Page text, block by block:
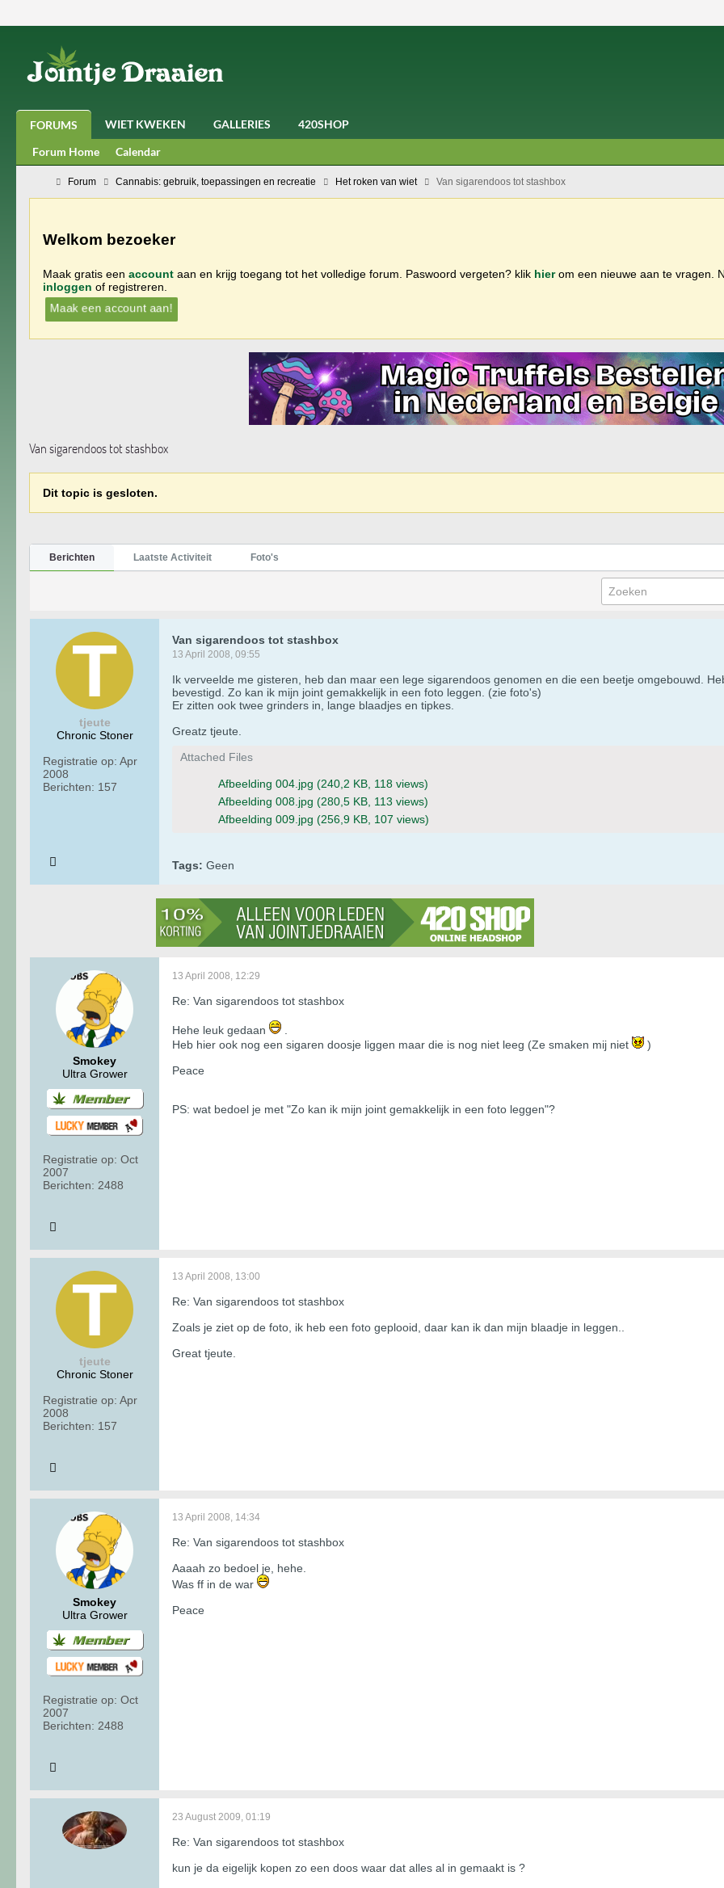
FORUMS WIET KWEKEN GALLERIES
420SHOP
Forum Home
Calendar
Forum Cannabis: gebruik, toepassingen en recreatie Het roken van wiet Van sigarendoos tot stashbox
Welkom bezoeker
Maak gratis een account aan en krijg toegang tot het volledige forum. Paswoord vergeten? klik hierom een nieuwe aan te vragen.
inloggen of registreren.
Maak een account aan!
Van sigarendoos tot stashbox
Dit topic is gesloten.
Berichten Laatste Activiteit Foto's
tjeute
Chronic Stoner
Registratie op: Apr
2008
Berichten: 157
Van sigarendoos tot stashbox
13 April 2008, 09:55
Ik verveelde me gisteren, heb dan maar een lege sigarendoos genomen en die een beetje omgebouwd.
bevestigd. Zo kan ik mijn joint gemakkelijk in een foto leggen. (zie foto's)
Er zitten ook twee grinders in, lange blaadjes en tipkes.
Greatz tjeute.
Attached Files
Afbeelding 004.jpg (240,2 KB, 118 views)
Afbeelding 008.jpg (280,5 KB, 113 views)
Afbeelding 009.jpg (256,9 KB, 107 views)
Tags: Geen
Smokey
Ultra Grower
Registratie op: Oct
2007
Berichten: 2488
13 April 2008, 12:29
Re: Van sigarendoos tot stashbox
Hehe leuk gedaan
Heb hier ook nog een sigaren doosje liggen maar die is nog niet leeg (Ze smaken mij niet
)
Peace
PS: wat bedoel je met "Zo kan ik mijn joint gemakkelijk in een foto leggen"?
tjeute
Chronic Stoner
Registratie op: Apr
2008
Berichten: 157
13 April 2008, 13:00
Re: Van sigarendoos tot stashbox
Zoals je ziet op de foto, ik heb een foto geplooid, daar kan ik dan mijn blaadje in leggen..
Great tjeute.
Smokey
Ultra Grower
Registratie op: Oct
2007
Berichten: 2488
13 April 2008, 14:34
Re: Van sigarendoos tot stashbox
Aaaah zo bedoel je, hehe.
Was ff in de war
Peace
23 August 2009, 01:19
Re: Van sigarendoos tot stashbox
kun je da eigelijk kopen zo een doos waar dat alles al in gemaakt is ?